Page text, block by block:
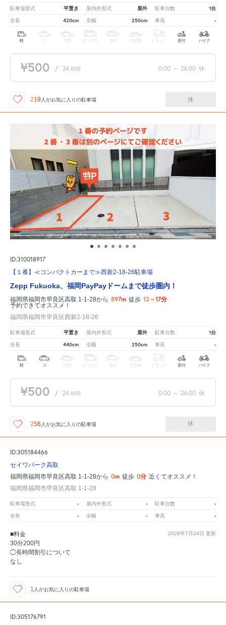
駐車場形式 平置き 屋内外形式 屋外 駐車台数 1台
全長 420cm 全幅 250cm 車高 -
軽 中型 ボックス SUV 大型車 トラック 原付 バイク
¥500 / 24 時間 0:00 ～ 24:00 休
219 人がお気に入りの駐車場 休
ID:310018917
【１番】≪コンパクトカーまで≫西新2-18-26駐車場
Zepp Fukuoka、福岡PayPayドームまで徒歩圏内！
福岡県福岡市早良区高取 1-1-28から 897m 徒歩 12～17分
予約できてオススメ！
福岡県福岡市早良区西新2-18-26
駐車場形式 平置き 屋内外形式 屋外 駐車台数 1台
全長 440cm 全幅 250cm 車高 -
軽 コ 中型 ボックス SUV 大型車 トラック 原付 バイク
¥500 / 24 時間 0:00 ～ 24:00 休
256 人がお気に入りの駐車場 休
ID:305184466
セイワパーク高取
福岡県福岡市早良区高取 1-1-28から 0m 徒歩 0分 近くてオススメ！
福岡県福岡市早良区高取 1-1-28
駐車場形式 - 屋内外形式 - 駐車台数 -
全長 - 全幅 - 車高 -
2026年7月24日 更新
■料金
30分200円
◯長時間割引について
なし
1 人がお気に入りの駐車場
ID:305176791